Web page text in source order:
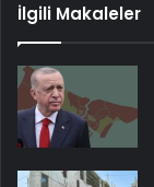
İlgili Makaleler